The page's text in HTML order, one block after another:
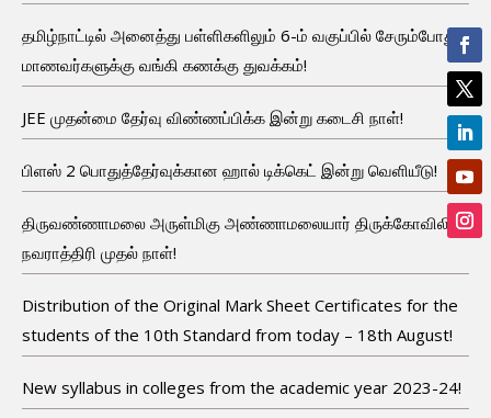
தமிழ்நாட்டில் அனைத்து பள்ளிகளிலும் 6-ம் வகுப்பில் சேரும்போது
மாணவர்களுக்கு வங்கி கணக்கு துவக்கம்!
JEE முதன்மை தேர்வு விண்ணப்பிக்க இன்று கடைசி நாள்!
பிளஸ் 2 பொதுத்தேர்வுக்கான ஹால் டிக்கெட் இன்று வெளியீடு!
திருவண்ணாமலை அருள்மிகு அண்ணாமலையார் திருக்கோவிலில்
நவராத்திரி முதல் நாள்!
Distribution of the Original Mark Sheet Certificates for the
students of the 10th Standard from today – 18th August!
New syllabus in colleges from the academic year 2023-24!